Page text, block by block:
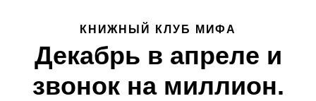
КНИЖНЫЙ КЛУБ МИФА
Декабрь в апреле и
звонок на миллион.